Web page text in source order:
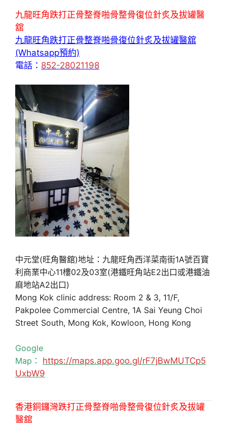
九龍旺角跌打正骨整脊啪骨整骨復位針炙及拔罐醫
舘
九龍旺角跌打正骨整脊啪骨復位針炙及拔罐醫舘
(Whatsapp預約)
電話： 852-28021198
中元堂(旺角醫舘)地址：九龍旺角西洋菜南街1A號百寶
利商業中心11樓02及03室(港鐵旺角站E2出口或港鐵油
麻地站A2出口)
Mong Kok clinic address: Room 2 & 3, 11/F,
Pakpolee Commercial Centre, 1A Sai Yeung Choi
Street South, Mong Kok, Kowloon, Hong Kong
Google
Map： https://maps.app.goo.gl/rF7jBwMUTCp5
UxbW9
香港銅鑼灣跌打正骨整脊啪骨整骨復位針炙及拔罐
醫舘